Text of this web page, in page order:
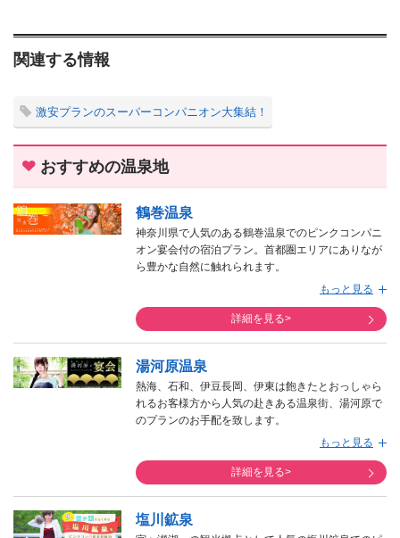
関連する情報
激安プランのスーパーコンパニオン大集結！
おすすめの温泉地
鶴巻温泉
神奈川県で人気のある鶴巻温泉でのピンクコンパニ
オン宴会付の宿泊プラン。首都圏エリアにありなが
ら豊かな自然に触れられます。
カルシウムをたっぷり含んだ泉質は、痔や外傷など
もっと見る
詳細を見る>
湯河原温泉
熱海、石和、伊豆長岡、伊東は飽きたとおっしゃら
れるお客様方から人気の赴きある温泉街、湯河原で
のプランのお手配を致します。
旅館というよりホテルが多く、リゾートの雰囲気が
は古きよき時代の情緒をたくさん残している趣ある
温泉街です。
もっと見る
詳細を見る>
塩川鉱泉